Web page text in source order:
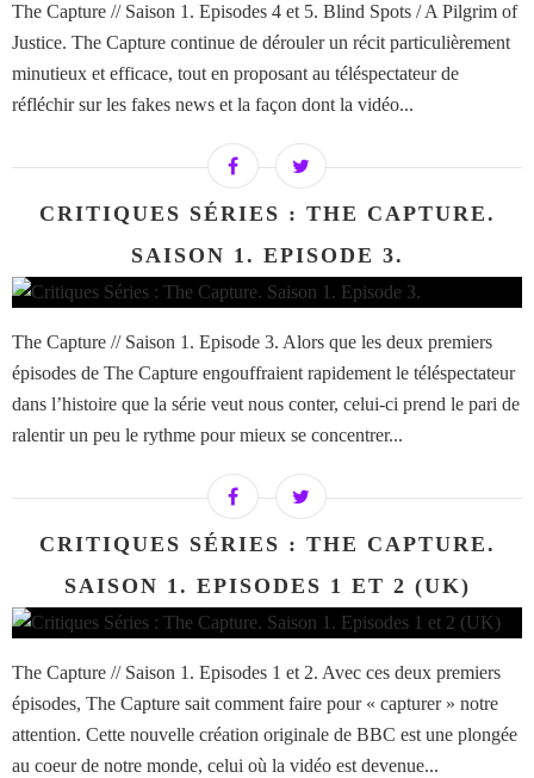
The Capture // Saison 1. Episodes 4 et 5. Blind Spots / A Pilgrim of
Justice. The Capture continue de dérouler un récit particulièrement
minutieux et efficace, tout en proposant au téléspectateur de
réfléchir sur les fakes news et la façon dont la vidéo...
CRITIQUES SÉRIES : THE CAPTURE.
SAISON 1. EPISODE 3.
The Capture // Saison 1. Episode 3. Alors que les deux premiers
épisodes de The Capture engouffraient rapidement le téléspectateur
dans l’histoire que la série veut nous conter, celui-ci prend le pari de
ralentir un peu le rythme pour mieux se concentrer...
CRITIQUES SÉRIES : THE CAPTURE.
SAISON 1. EPISODES 1 ET 2 (UK)
The Capture // Saison 1. Episodes 1 et 2. Avec ces deux premiers
épisodes, The Capture sait comment faire pour « capturer » notre
attention. Cette nouvelle création originale de BBC est une plongée
au coeur de notre monde, celui où la vidéo est devenue...